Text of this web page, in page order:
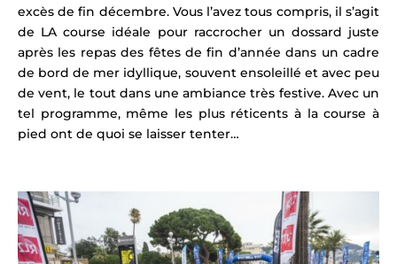
excès de fin décembre. Vous l’avez tous compris, il s’agit
de LA course idéale pour raccrocher un dossard juste
après les repas des fêtes de fin d’année dans un cadre
de bord de mer idyllique, souvent ensoleillé et avec peu
de vent, le tout dans une ambiance très festive. Avec un
tel programme, même les plus réticents à la course à
pied ont de quoi se laisser tenter…